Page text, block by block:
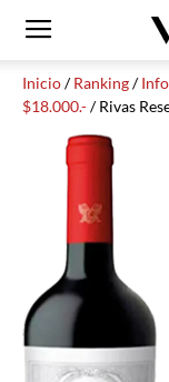
Inicio/Ranking/
$18.000.-/ Rivas